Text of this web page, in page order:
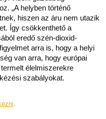
„A helyben történő
hiszen az áru nem utazik
Így csökkenthető a
eredő szén-dioxid-
arra is, hogy a helyi
van arra, hogy európai
élelmiszerekre
szabályokat.
.